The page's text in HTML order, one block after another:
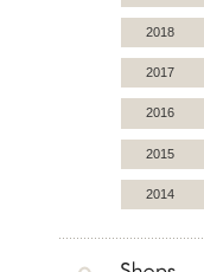
2018
2017
2016
2015
2014